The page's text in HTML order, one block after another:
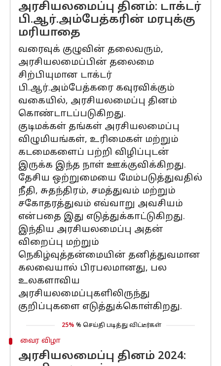
அரசியலமைப்பு தினம்: டாக்டர்
பி.ஆர்.அம்பேத்கரின் மரபுக்கு
மரியாதை
வரைவுக் குழுவின் தலைவரும்,
அரசியலமைப்பின் தலைமை
சிற்பியுமான டாக்டர்
பி.ஆர்.அம்பேத்கரை கவுரவிக்கும்
வகையில், அரசியலமைப்பு தினம்
கொண்டாடப்படுகிறது.
குடிமக்கள் தங்கள் அரசியலமைப்பு
விழுமியங்கள், உரிமைகள் மற்றும்
கடமைகளைப் பற்றி விழிப்புடன்
இருக்க இந்த நாள் ஊக்குவிக்கிறது.
தேசிய ஒற்றுமையை மேம்படுத்துவதில்
நீதி, சுதந்திரம், சமத்துவம் மற்றும்
சகோதரத்துவம் எவ்வாறு அவசியம்
என்பதை இது எடுத்துக்காட்டுகிறது.
இந்திய அரசியலமைப்பு அதன்
விறைப்பு மற்றும்
நெகிழ்வுத்தன்மையின் தனித்துவமான
கலவையால் பிரபலமானது, பல
உலகளாவிய
அரசியலமைப்புகளிலிருந்து
குறிப்புகளை எடுத்துக்கொள்கிறது.
25% % செய்தி படித்து விட்டீர்கள்
வைர விழா
அரசியலமைப்பு தினம் 2024: